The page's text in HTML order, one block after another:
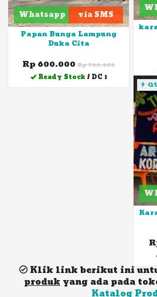
Whatsapp via SMS
Papan Bunga Lampung
Duka Cita
Rp 600.000Rp 700.000
Ready Stock / DC 1
Klik link berikut ini
produk yang ada pada
Katalog